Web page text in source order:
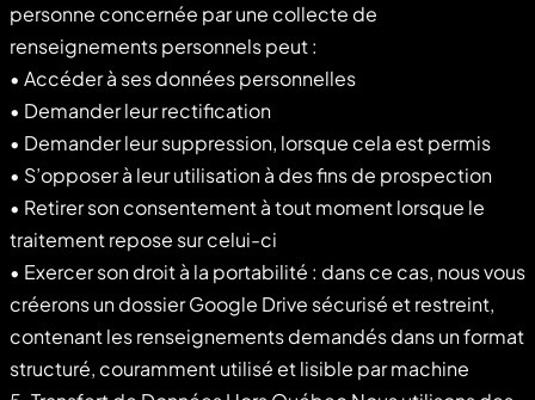
personne concernée par une collecte de
renseignements personnels peut :
• Accéder à ses données personnelles
• Demander leur rectification
• Demander leur suppression, lorsque cela est permis
• S’opposer à leur utilisation à des fins de prospection
• Retirer son consentement à tout moment lorsque le
traitement repose sur celui-ci
• Exercer son droit à la portabilité : dans ce cas, nous vous
créerons un dossier Google Drive sécurisé et restreint,
contenant les renseignements demandés dans un format
structuré, couramment utilisé et lisible par machine